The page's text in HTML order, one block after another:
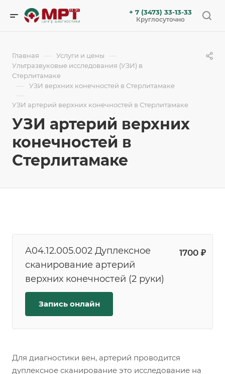
+ 7 (3473) 33-13-33
Круглосуточно
Главная — Услуги и цены —
Ультразвуковые исследования (УЗИ) в
Стерлитамаке
— УЗИ верхних конечностей в Стерлитамаке
—
УЗИ артерий верхних конечностей в Стерлитамаке
УЗИ артерий верхних
конечностей в
Стерлитамаке
A04.12.005.002 Дуплексное
сканирование артерий
верхних конечностей (2 руки)
1700 ₽
Запись онлайн
Для диагностики вен, артерий проводится
дуплексное сканирование это исследование на